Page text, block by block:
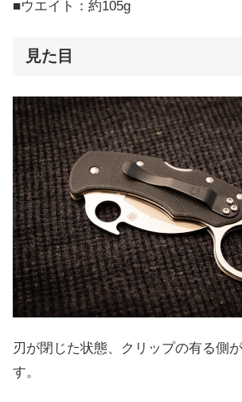
■ウエイト：約105g
見た目
刃が閉じた状態、クリップの有る側
す。